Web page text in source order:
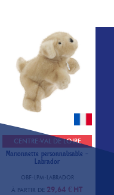
CENTRE-VAL DE LOIRE
Marionnette personnalisable -
Labrador
OBF-LPM-LABRADOR
À PARTIR DE 29,64 € HT